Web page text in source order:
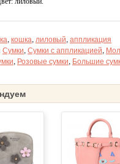
, кошка, лиловый, аппликация
Сумки, Сумки с аппликацией,
, Розовые сумки, Большие